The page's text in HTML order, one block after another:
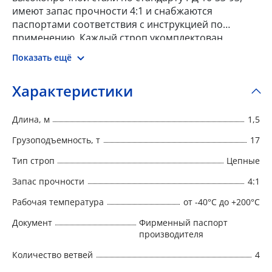
имеют запас прочности 4:1 и снабжаются
паспортами соответствия с инструкцией по
применению. Каждый строп укомплектован
металлической биркой, на которой указан номер,
тип, г/п, длина, запас прочности, дата
Показать ещё
Характеристики
Длина, м
1,5
Грузоподъемность, т
17
Тип строп
Цепные
Запас прочности
4:1
Рабочая температура
от -40°C до +200°C
Документ
Фирменный паспорт
производителя
Количество ветвей
4